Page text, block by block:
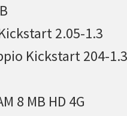
2.05-1.3
Kickstart 204-
8 MB HD 4G